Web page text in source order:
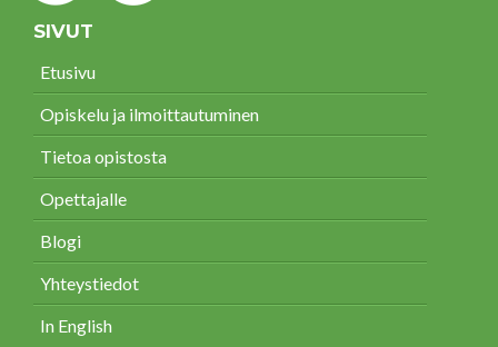
SIVUT
Etusivu
Opiskelu ja ilmoittautuminen
Tietoa opistosta
Opettajalle
Blogi
Yhteystiedot
In English